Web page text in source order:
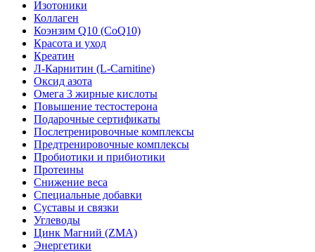
Изотоники
Коллаген
Коэнзим Q10 (CoQ10)
Красота и уход
Креатин
Л-Карнитин (L-Сarnitine)
Оксид азота
Омега 3 жирные кислоты
Повышение тестостерона
Подарочные сертификаты
Послетренировочные комплексы
Предтренировочные комплексы
Пробиотики и прибиотики
Протеины
Снижение веса
Специальные добавки
Суставы и связки
Углеводы
Цинк Магний (ZMA)
Энергетики